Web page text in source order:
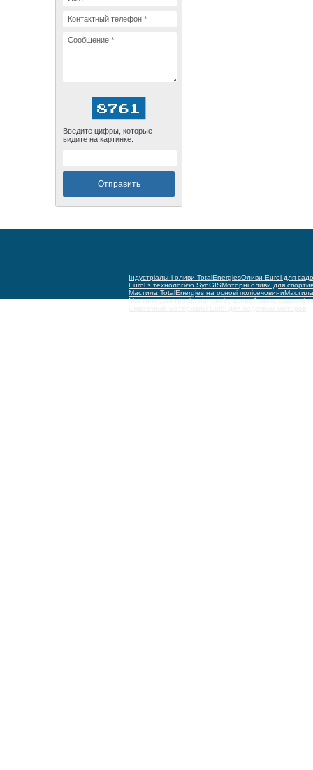
Введите цифры, которые
видите на картинке:
Індустріальні оливи TotalEnergiesОливи Eurol для
Eurol з технологією SynGISМоторні оливи для
Мастила TotalEnergies на основі полісечовини
Мастило для тросів, ланцюгів, дверей авто, садової